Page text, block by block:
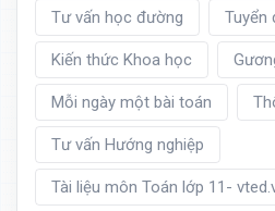
Tư vấn học đường Tuyển
Kiến thức Khoa học
Mỗi ngày một bài toán
Tư vấn Hướng nghiệp
Tài liệu môn Toán lớp 11-